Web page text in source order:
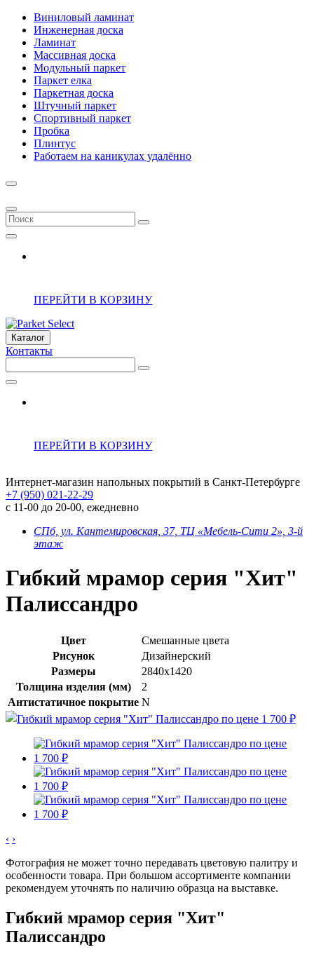
Виниловый ламинат
Инженерная доска
Ламинат
Массивная доска
Модульный паркет
Паркет елка
Паркетная доска
Штучный паркет
Спортивный паркет
Пробка
Плинтус
Работаем на каникулах удалённо
ПЕРЕЙТИ В КОРЗИНУ
Каталог
Контакты
ПЕРЕЙТИ В КОРЗИНУ
Интернет-магазин напольных покрытий в Санкт-Петербурге
+7 (950) 021-22-29
с 11-00 до 20-00, ежедневно
СПб, ул. Кантемировская, 37, ТЦ «Мебель-Сити 2», 3-й
этаж
Гибкий мрамор серия "Хит"
Палиссандро
Цвет
Смешанные цвета
Рисунок
Дизайнерский
Размеры
2840x1420
Толщина изделия (мм)
2
Антистатичное покрытие N
‹ ›
Фотография не может точно передавать цветовую палитру и
особенности товара. При большом ассортименте компании
рекомендуем уточнять по наличию образца на выставке.
Гибкий мрамор серия "Хит"
Палиссандро